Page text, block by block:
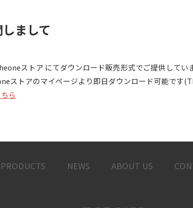
まして
ストア にてダウンロード販売形式でご提供していま
ストアのマイページより即日ダウンロード可能です
ら
PRODUCTS NEWS ABOUT US